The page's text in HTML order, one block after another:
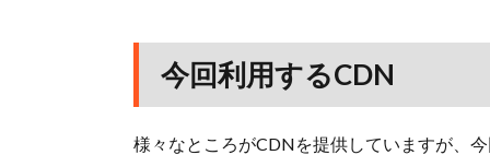
今回利用するCDN
様々なところがCDNを提供していますが、